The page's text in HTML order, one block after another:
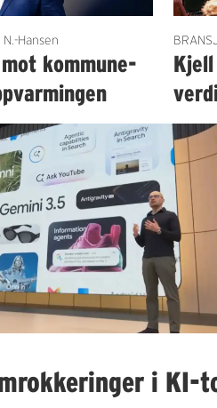
Hansen
kommune-
i KI-